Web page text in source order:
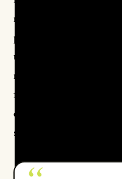
ressources. Les
pour donner à leur
une portée qui dépasse
récit d’urgence, de
fortune isolée contribue
où le Nord et les
surdéterminées par